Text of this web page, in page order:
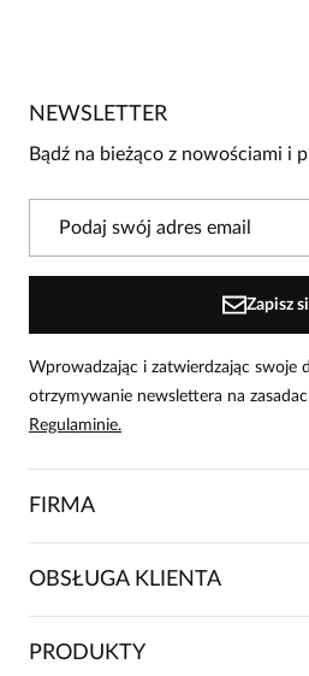
Bądź pierwszą osobą, która
W naszej witrynie opinie mogą
NEWSLETTER
Bądź na bieżąco z nowościami i
Zapisz
Wprowadzając i zatwierdzając swoje
otrzymywanie newslettera na
Regulaminie.
FIRMA
O NAS
FRANCZYZA
OBSŁUGA KLIENTA
SKŁADANIE ZAMÓWIENIA
PRODUKTY